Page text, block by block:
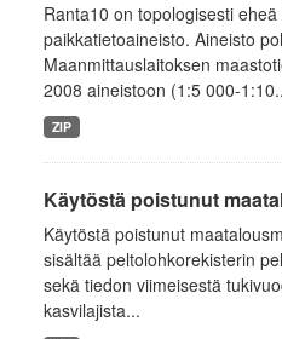
Ranta10 on topologisesti
paikkatietoaineisto. Aineisto
Maanmittauslaitoksen
2008 aineistoon (1:5 000-
ZIP
Käytöstä poistunut
Käytöstä poistunut
sisältää peltolohkorekisterin
sekä tiedon viimeisestä
kasvilajista...